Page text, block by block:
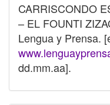
CARRISCONDO
– EL FOUNTI
Lengua y Prensa.
dd.mm.aa].